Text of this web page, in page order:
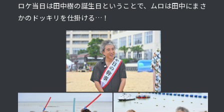
ロケ当日は田中樹の誕生日ということで、ムロは田中にまさ
かのドッキリを仕掛ける…！